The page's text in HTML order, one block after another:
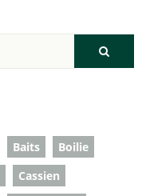
Baits
Boilie
Cassien